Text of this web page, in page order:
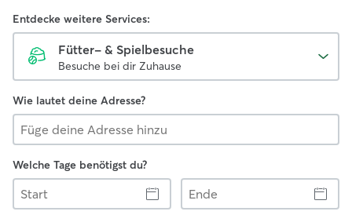
Entdecke weitere Services:
Fütter- & Spielbesuche
Besuche bei dir Zuhause
Wie lautet deine Adresse?
Welche Tage benötigst du?
Start
Ende